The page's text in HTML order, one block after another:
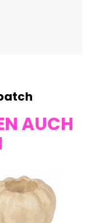
AUCH